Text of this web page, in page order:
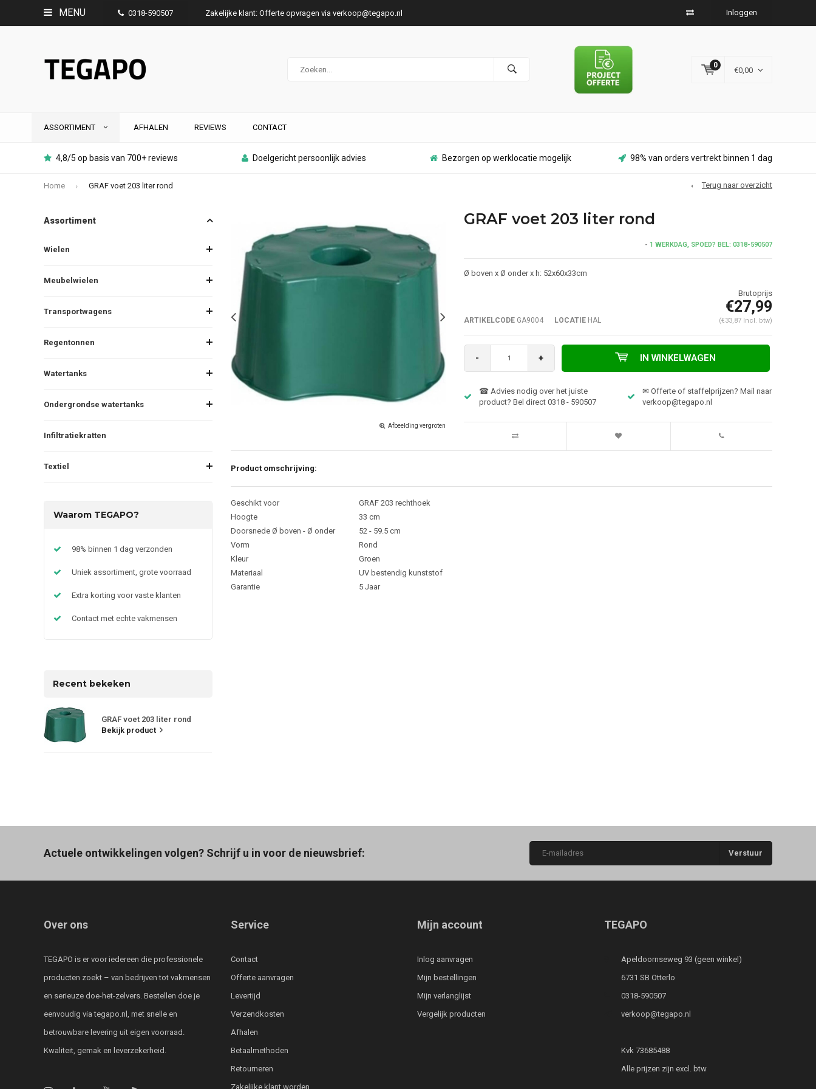
MENU 0318-590507 Zakelijke klant: Offerte opvragen via verkoop@tegapo.nl Inloggen
0
€0,00
ASSORTIMENT AFHALEN REVIEWS CONTACT
4,8/5 op basis van 700+ reviews Doelgericht persoonlijk advies Bezorgen op werklocatie mogelijk 98% van orders vertrekt binnen 1 dag
Home GRAF voet 203 liter rond Terug naar overzicht
Assortiment
Wielen
Meubelwielen
Transportwagens
Regentonnen
Watertanks
Ondergrondse watertanks
Infiltratiekratten
Textiel
Waarom TEGAPO?
98% binnen 1 dag verzonden
Uniek assortiment, grote voorraad
Extra korting voor vaste klanten
Contact met echte vakmensen
Recent bekeken
GRAF voet 203 liter rond
Bekijk product
Afbeelding vergroten
GRAF voet 203 liter rond
- 1 WERKDAG, SPOED? BEL: 0318-590507
Ø boven x Ø onder x h: 52x60x33cm
ARTIKELCODEGA9004 LOCATIEHAL
€27,99
(€33,87 Incl. btw)
- + IN WINKELWAGEN
☎ Advies nodig over het juiste
product? Bel direct 0318 - 590507
✉ Offerte of staffelprijzen? Mail naar
verkoop@tegapo.nl
Product omschrijving:
Geschikt voor
GRAF 203 rechthoek
Hoogte
33 cm
Doorsnede Ø boven - Ø onder
52 - 59.5 cm
Vorm
Rond
Kleur
Groen
Materiaal
UV bestendig kunststof
Garantie
5 Jaar
Actuele ontwikkelingen volgen? Schrijf u in voor de nieuwsbrief: Verstuur
Over ons
TEGAPO is er voor iedereen die professionele
producten zoekt – van bedrijven tot vakmensen
en serieuze doe-het-zelvers. Bestellen doe je
eenvoudig via tegapo.nl, met snelle en
betrouwbare levering uit eigen voorraad.
Kwaliteit, gemak en leverzekerheid.
Service
Contact
Offerte aanvragen
Levertijd
Verzendkosten
Afhalen
Betaalmethoden
Retourneren
Zakelijke klant worden
Mijn account
Inlog aanvragen
Mijn bestellingen
Mijn verlanglijst
Vergelijk producten
TEGAPO
Apeldoornseweg 93 (geen winkel)
6731 SB Otterlo
0318-590507
verkoop@tegapo.nl
Kvk 73685488
Alle prijzen zijn excl. btw